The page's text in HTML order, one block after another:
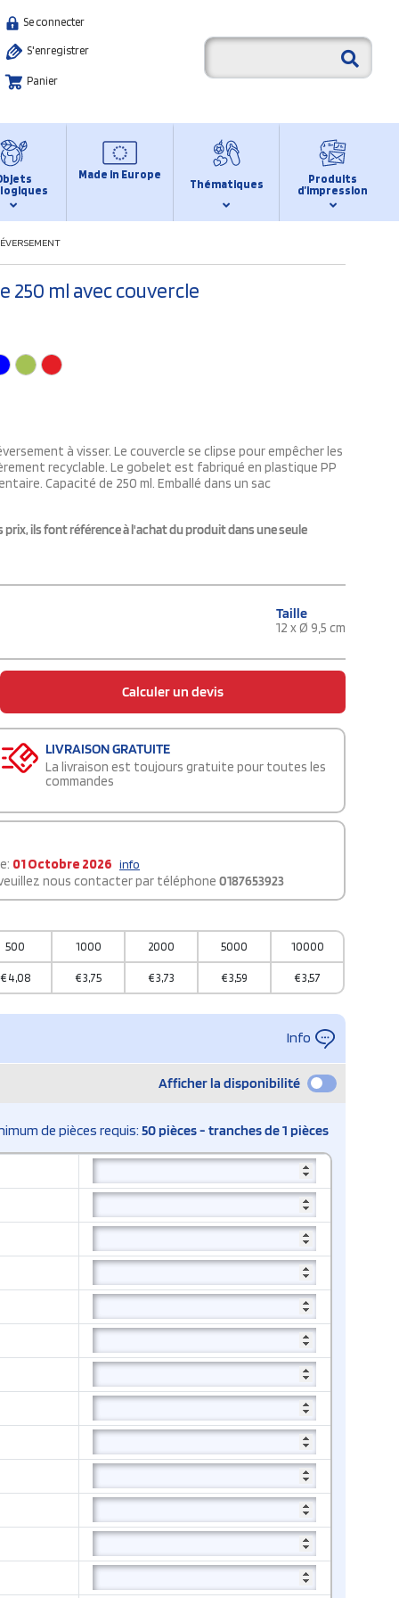
Se connecter
S'enregistrer
Panier
Made in Europe
Thématiques
Produits
d’impression
250 ml avec couvercle
à visser. Le couvercle se clipse pour empêcher les
recyclable. Le gobelet est fabriqué en plastique PP
Capacité de 250 ml. Emballé dans un sac
ils font référence à l'achat du produit dans une seule
Taille
12 x Ø 9,5 cm
Calculer un devis
LIVRAISON GRATUITE
La livraison est toujours gratuite pour toutes les
commandes
01 Octobre 2026 info
nous contacter par téléphone 0187653923
500 1000 2000 5000 10000
€ 4,08 €3,75 €3,73 €3,59 €3,57
Info
Afficher la disponibilité
de pièces requis: 50 pièces - tranches de 1 pièces